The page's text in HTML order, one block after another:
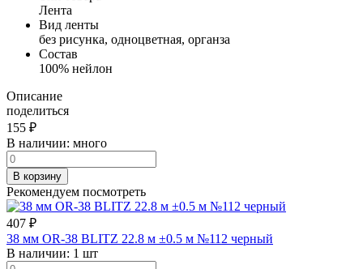
Лента
Вид ленты
без рисунка, одноцветная, органза
Состав
100% нейлон
Описание
поделиться
155 ₽
В наличии: много
В корзину
Рекомендуем посмотреть
407 ₽
38 мм OR-38 BLITZ 22.8 м ±0.5 м №112 черный
В наличии: 1 шт